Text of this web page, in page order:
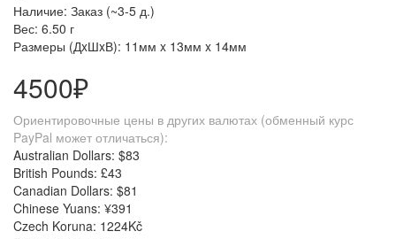
Наличие: Заказ (~3-5 д.)
Вес: 6.50 г
Размеры (ДxШxВ): 11мм x 13мм x 14мм
4500₽
Ориентировочные цены в других валютах (обменный курс
PayPal может отличаться):
Australian Dollars: $83
British Pounds: £43
Canadian Dollars: $81
Chinese Yuans: ¥391
Czech Koruna: 1224Kč